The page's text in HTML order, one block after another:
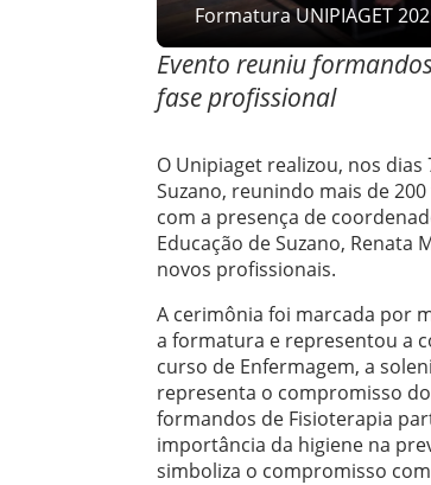
Formatura UNIPIAGET
Evento reuniu
fase profissional
O Unipiaget realizou, nos
Suzano, reunindo mais de
com a presença de
Educação de Suzano,
novos profissionais.
A cerimônia foi marcada por
a formatura e representou a
curso de Enfermagem, a
representa o compromisso
formandos de Fisioterapia
importância da higiene na
simboliza o compromisso